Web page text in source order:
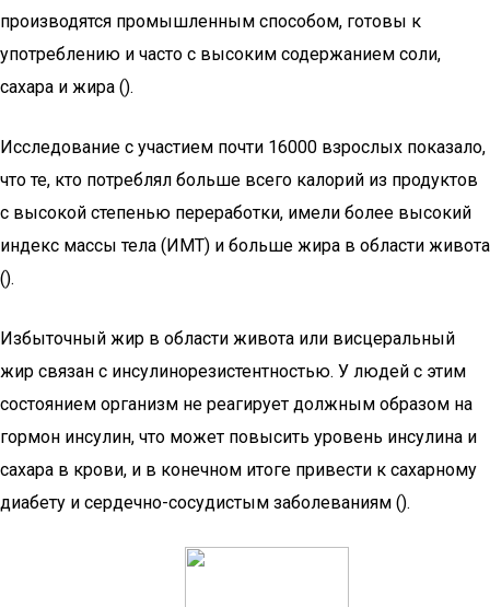
производятся промышленным способом, готовы к
употреблению и часто с высоким содержанием соли,
сахара и жира ().
Исследование с участием почти 16000 взрослых показало,
что те, кто потреблял больше всего калорий из продуктов
с высокой степенью переработки, имели более высокий
индекс массы тела (ИМТ) и больше жира в области живота
().
Избыточный жир в области живота или висцеральный
жир связан с инсулинорезистентностью. У людей с этим
состоянием организм не реагирует должным образом на
гормон инсулин, что может повысить уровень инсулина и
сахара в крови, и в конечном итоге привести к сахарному
диабету и сердечно-сосудистым заболеваниям ().